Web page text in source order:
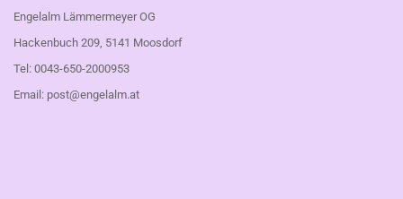
Engelalm Lämmermeyer OG
Hackenbuch 209, 5141 Moosdorf
Tel: 0043-650-2000953
Email: post@engelalm.at